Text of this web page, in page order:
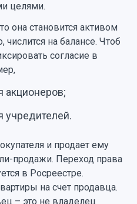
целями.
она становится активом
числится на балансе. Чтоб
согласие в
акционеров;
учредителей.
и продает ему
продажи. Переход права
в Росреестре.
на счет продавца.
– это не владелец